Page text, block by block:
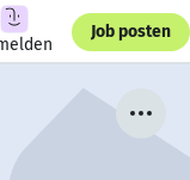
Job posten